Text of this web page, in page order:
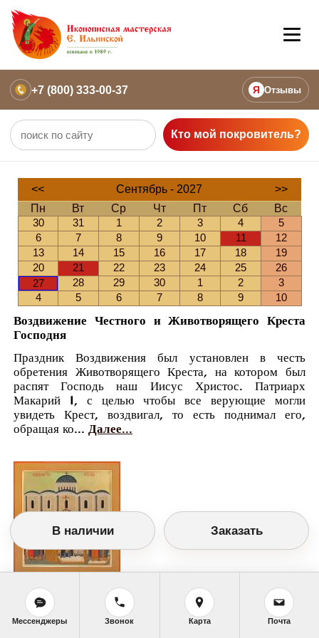
+7 (800) 333-00-37 Я Отзывы
Кто мой покровитель?
<< Сентябрь - 2027
>>
Пн
Вт Ср Чт Пт Сб
Вс
30
31 1 2 3 4
5
6
7 8 9 10 11
12
13
14 15 16 17 18
19
20
21 22 23 24 25
26
27
28 29 30 1 2
3
4
5 6 7 8 9 10
Воздвижение Честного и Животворящего Креста
Господня
Праздник Воздвижения был установлен в честь
обретения Животворящего Креста, на котором был
распят Господь наш Иисус Христос. Патриарх
Макарий I, с целью чтобы все верующие могли
увидеть Крест, воздвигал, то есть поднимал его,
обращая ко... Далее...
Православный календарь
<< Понедельник, 27 Сентября (14 Сентября по
старому стилю)>>
В наличии Заказать
Мессенджеры Звонок Карта Почта